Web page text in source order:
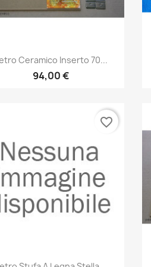
Anteprima
Ceramico Inserto 70...
94,00 €
Anteprima
favorite_border